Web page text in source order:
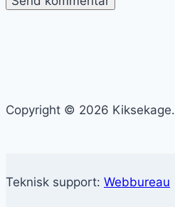
Copyright © 2026
Teknisk support: Webbureau